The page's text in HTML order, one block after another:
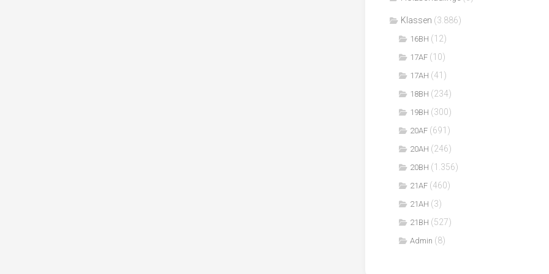
Klassen (3.886)
16BH (12)
17AF (10)
17AH (41)
18BH (234)
19BH (300)
20AF (691)
20AH (246)
20BH (1.356)
21AF (460)
21AH (3)
21BH (527)
Admin (8)